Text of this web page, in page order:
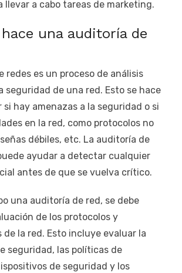
llevar a cabo tareas de marketing.
una auditoría de
redes es un proceso de análisis
seguridad de una red. Esto se hace
hay amenazas a la seguridad o si
en la red, como protocolos no
débiles, etc. La auditoría de
ayudar a detectar cualquier
antes de que se vuelva crítico.
una auditoría de red, se debe
de los protocolos y
la red. Esto incluye evaluar la
seguridad, las políticas de
de seguridad y los